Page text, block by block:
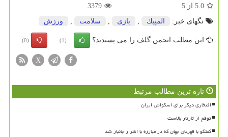
5.0 از 5
3379
تگهای خبر:
المپیك بازی سلامت ورزش
این مطلب انجمن گلف را می پسندید؟ (1)
(0)
X
تازه ترین مطالب مرتبط
افتخاری دیگر برای اسکواش ایران
توقع از تارتار بالاست
گفتگو با قهرمان جهان که در مبارزه با اشرار جانباز شد